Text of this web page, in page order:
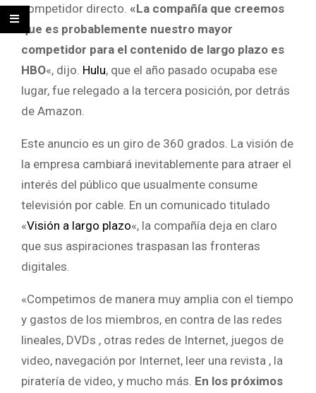
competidor directo. «La compañía que creemos
que es probablemente nuestro mayor
competidor para el contenido de largo plazo es
HBO«, dijo. Hulu, que el año pasado ocupaba ese
lugar, fue relegado a la tercera posición, por detrás
de Amazon.
Este anuncio es un giro de 360 grados. La visión de
la empresa cambiará inevitablemente para atraer el
interés del público que usualmente consume
televisión por cable. En un comunicado titulado
«Visión a largo plazo«, la compañía deja en claro
que sus aspiraciones traspasan las fronteras
digitales.
«Competimos de manera muy amplia con el tiempo
y gastos de los miembros, en contra de las redes
lineales, DVDs , otras redes de Internet, juegos de
video, navegación por Internet, leer una revista , la
piratería de video, y mucho más. En los próximos